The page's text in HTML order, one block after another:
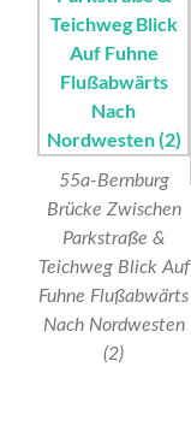
55a-Bernburg
Brücke Zwischen
Parkstraße &
Teichweg Blick Auf
Fuhne Flußabwärts
Nach Nordwesten
(2)